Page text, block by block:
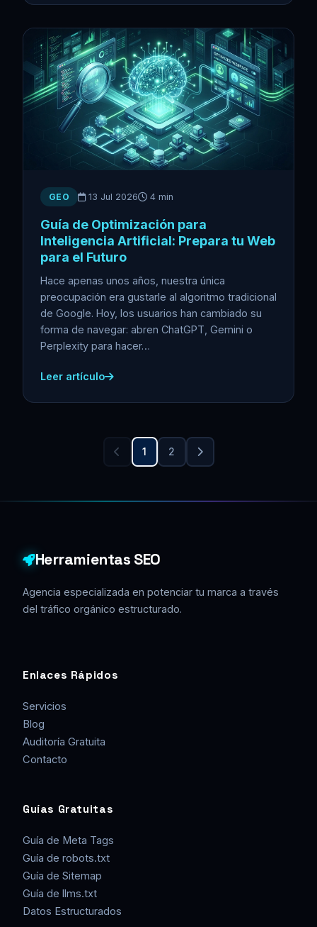
GEO 13 Jul 2026 4 min
Guía de Optimización para
Inteligencia Artificial: Prepara tu Web
para el Futuro
Hace apenas unos años, nuestra única
preocupación era gustarle al algoritmo tradicional
de Google. Hoy, los usuarios han cambiado su
forma de navegar: abren ChatGPT, Gemini o
Perplexity para hacer…
Leer artículo
1 2
Herramientas SEO
Agencia especializada en potenciar tu marca a través
del tráfico orgánico estructurado.
Enlaces Rápidos
Servicios
Blog
Auditoría Gratuita
Contacto
Guías Gratuitas
Guía de Meta Tags
Guía de robots.txt
Guía de Sitemap
Guía de llms.txt
Datos Estructurados